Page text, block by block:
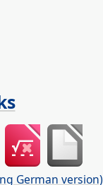
German version)